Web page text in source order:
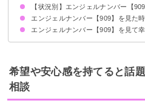
【状況別】エンジェルナンバー【
何度も【909】を見る場合
時計で【909】を見る場合
車のナンバープレートで【909】を
エンジェルナンバー【909】を見た
断捨離をする
普段と違うファッションを取り入れ
積極的に人脈を広げる
エンジェルナンバー【909】を見て
転機を活用してビジネスを軌道に乗
失恋の痛みを乗り越えて新たな出会
自分自身を見つめ直し視野が広がる
希望や安心感を持てると話
相談